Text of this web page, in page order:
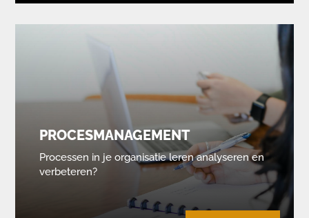
PROCESMANAGEMENT
Processen in je organisatie leren analyseren en
verbeteren?